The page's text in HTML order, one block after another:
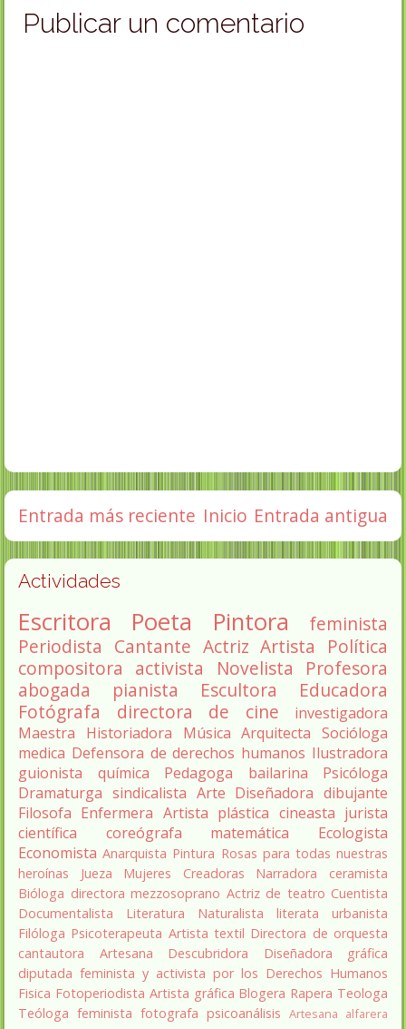
Publicar un comentario
Entrada más reciente Entrada antigua
Inicio
Actividades
Escritora Poeta Pintora
feminista
Periodista Cantante Actriz Artista
Política
compositora activista Novelista
Profesora
abogada
pianista Escultora
Educadora
Fotógrafa
directora de cine
investigadora
Maestra
Historiadora Música Arquitecta Socióloga
medica Defensora de derechos humanos Ilustradora
guionista
química Pedagoga bailarina
Psicóloga
Dramaturga sindicalista Arte Diseñadora dibujante
Filosofa Enfermera Artista plástica cineasta jurista
científica
coreógrafa matemática
Ecologista
Economista Anarquista Pintura Rosas para todas nuestras
heroínas
Jueza Mujeres Creadoras Narradora
ceramista
Bióloga directora mezzosoprano Actriz de teatro Cuentista
Documentalista
Literatura Naturalista literata
urbanista
Filóloga Psicoterapeuta Artista textil Directora de orquesta
cantautora
Artesana Descubridora
Diseñadora gráfica
diputada feminista y activista por los Derechos Humanos
Fisica Fotoperiodista Artista gráfica Blogera Rapera Teologa
Teóloga feminista fotografa psicoanálisis Artesana alfarera